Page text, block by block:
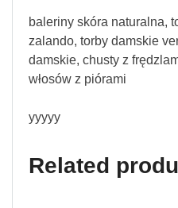
baleriny skóra naturalna,
zalando, torby damskie
damskie, chusty z
włosów z piórami
yyyyy
Related